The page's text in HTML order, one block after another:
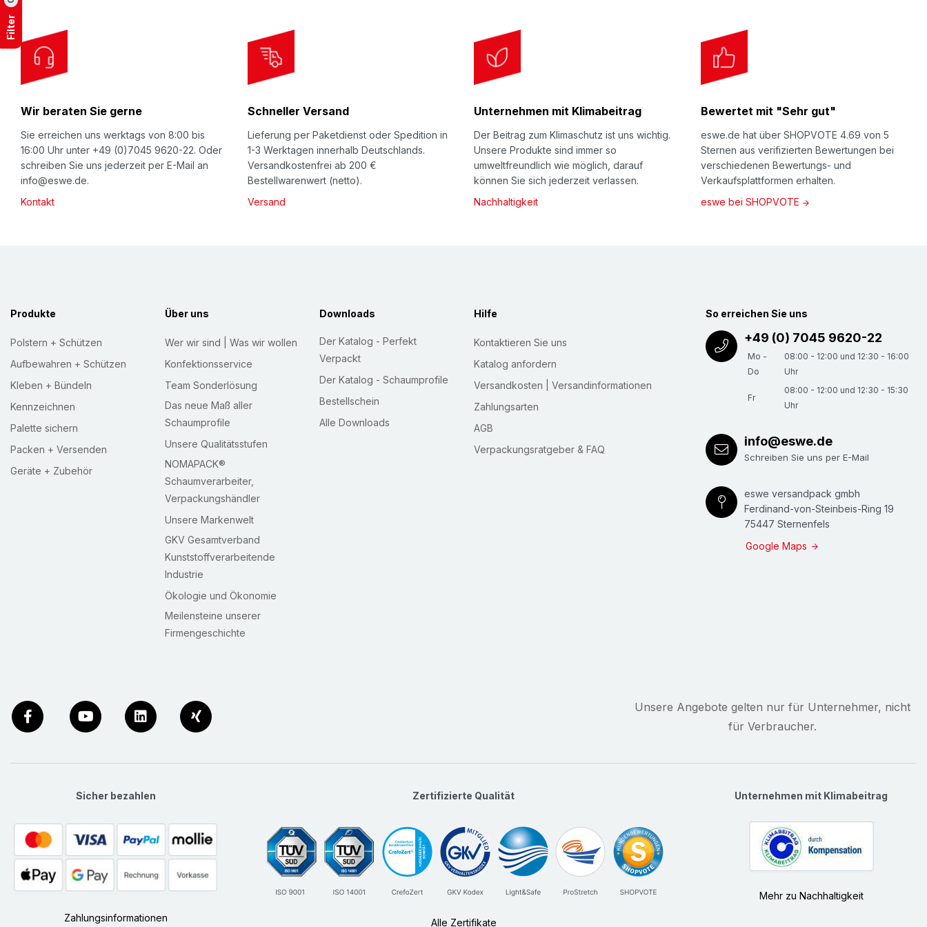
Filter
e
w
s
Wir beraten Sie gerne
Sie erreichen uns werktags von 8:00 bis
16:00 Uhr unter +49 (0)7045 9620-22. Oder
schreiben Sie uns jederzeit per E-Mail an
info@eswe.de.
Kontakt
Schneller Versand
Lieferung per Paketdienst oder Spedition in
1-3 Werktagen innerhalb Deutschlands.
Versandkostenfrei ab 200 €
Bestellwarenwert (netto).
Versand
Unternehmen mit Klimabeitrag
Der Beitrag zum Klimaschutz ist uns wichtig.
Unsere Produkte sind immer so
umweltfreundlich wie möglich, darauf
können Sie sich jederzeit verlassen.
Nachhaltigkeit
Bewertet mit "Sehr gut"
eswe.de hat über SHOPVOTE 4.69 von 5
Sternen aus verifizierten Bewertungen bei
verschiedenen Bewertungs- und
Verkaufsplattformen erhalten.
eswe bei SHOPVOTE
Produkte
Polstern + Schützen
Aufbewahren + Schützen
Kleben + Bündeln
Kennzeichnen
Palette sichern
Packen + Versenden
Geräte + Zubehör
Über uns
Wer wir sind | Was wir wollen
Konfektionsservice
Team Sonderlösung
Das neue Maß aller
Schaumprofile
Unsere Qualitätsstufen
NOMAPACK®
Schaumverarbeiter,
Verpackungshändler
Unsere Markenwelt
GKV Gesamtverband
Kunststoffverarbeitende
Industrie
Ökologie und Ökonomie
Meilensteine unserer
Firmengeschichte
Downloads
Der Katalog - Perfekt
Verpackt
Der Katalog - Schaumprofile
Bestellschein
Alle Downloads
Hilfe
Kontaktieren Sie uns
Katalog anfordern
Versandkosten | Versandinformationen
Zahlungsarten
AGB
Verpackungsratgeber & FAQ
So erreichen Sie uns
+49 (0) 7045 9620-22
Mo -
Do
08:00 - 12:00 und 12:30 - 16:00
Uhr
Fr
08:00 - 12:00 und 12:30 - 15:30
Uhr
info@eswe.de
Schreiben Sie uns per E-Mail
eswe versandpack gmbh
Ferdinand-von-Steinbeis-Ring 19
75447 Sternenfels
Google Maps
Unsere Angebote gelten nur für Unternehmer, nicht
für Verbraucher.
Sicher bezahlen
Zahlungsinformationen
Zertifizierte Qualität
Alle Zertifikate
Unternehmen mit Klimabeitrag
Mehr zu Nachhaltigkeit